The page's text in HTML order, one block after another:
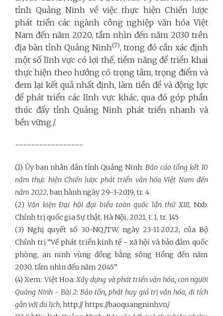
tỉnh Quảng Ninh về việc thực hiện Chiến lược
phát triển các ngành công nghiệp văn hóa Việt
Nam đến năm 2020, tầm nhìn đến năm 2030 trên
địa bàn tỉnh Quảng Ninh(7), trong đó cần xác định
một số lĩnh vực có lợi thế, tiềm năng để triển khai
thực hiện theo hướng có trọng tâm, trọng điểm và
đem lại kết quả nhất định, làm tiền đề và động lực
để phát triển các lĩnh vực khác, qua đó góp phần
thúc đẩy tỉnh Quảng Ninh phát triển nhanh và
bền vững./.
-----------------
(1) Ủy ban nhân dân tỉnh Quảng Ninh:Báo cáo tổng kết 10
năm thực hiện Chiến lược phát triển văn hóa Việt Nam đến
năm 2022, ban hành ngày 29-3-2019, tr. 4
(2)Văn kiện Đại hội đại biểu toàn quốc lần thứ XIII, Nxb.
Chính trị quốc gia Sự thật, Hà Nội, 2021, t. I, tr. 145
(3) Nghị quyết số 30-NQ/TW, ngày 23-11-2022, của Bộ
Chính trị “Về phát triển kinh tế - xã hội và bảo đảm quốc
phòng, an ninh vùng đồng bằng sông Hồng đến năm
2030, tầm nhìn đến năm 2045”
(4) Xem: Việt Hoa:Xây dựng và phát triển văn hóa, con người
Quảng Ninh - Bài 2: Bảo tồn, phát huy giá trị văn hóa, di tích
gắn với du lịch, http:// https://baoquangninh.vn/